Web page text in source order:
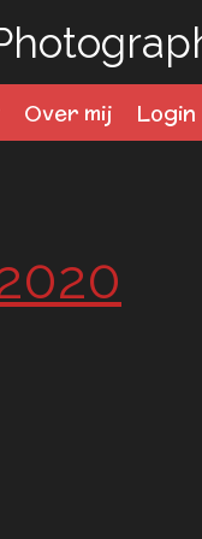
Over mij Login